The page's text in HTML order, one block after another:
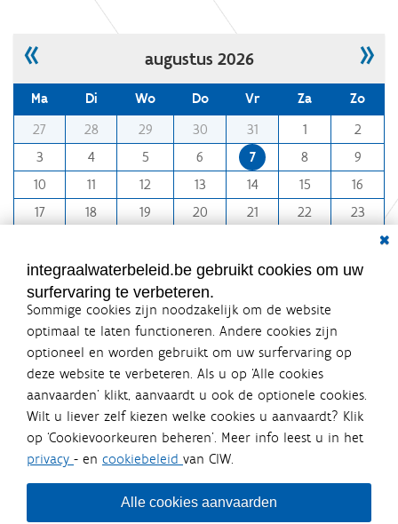
t
e
g
a
w
a
e
r
b
e
l
e
i
d
.
b
e
« augustus 2026 »
o
-
Ma Di Wo Do Vr Za
Zo
27
28 29 30 31 1
2
3
4 5 6 7 8
9
10
11 12 13 14 15
16
17
18 19 20 21 22
23
31
1 2 3 4 5 6
integraalwaterbeleid.be gebruikt cookies om uw
surfervaring te verbeteren.
Sommige cookies zijn noodzakelijk om de website
optimaal te laten functioneren. Andere cookies zijn
optioneel en worden gebruikt om uw surfervaring op
deze website te verbeteren. Als u op ‘Alle cookies
aanvaarden’ klikt, aanvaardt u ook de optionele cookies.
Wilt u liever zelf kiezen welke cookies u aanvaardt? Klik
op ‘Cookievoorkeuren beheren’. Meer info leest u in het
privacy - en cookiebeleid van CIW.
Alle cookies aanvaarden
Integraalwaterbeleid.be is een
officiële website van de Vlaamse
overheid
uitgegeven door Coördinatiecommissie Integraal
Waterbeleid
De Coördinatiecommissie Integraal Waterbeleid (CIW) is een
bestuursniveaus die bij het waterbeleid betrokken zijn. Ook
waterbedrijven nemen deel aan het overleg. Deze